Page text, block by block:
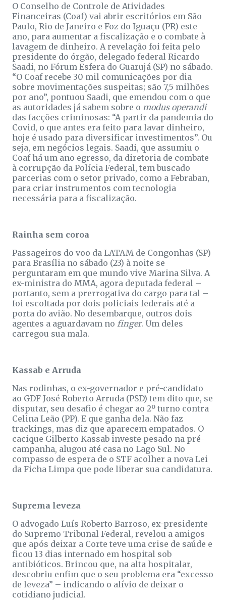
O Conselho de Controle de Atividades
Financeiras (Coaf) vai abrir escritórios em São
Paulo, Rio de Janeiro e Foz do Iguaçu (PR) este
ano, para aumentar a fiscalização e o combate à
lavagem de dinheiro. A revelação foi feita pelo
presidente do órgão, delegado federal Ricardo
Saadi, no Fórum Esfera do Guarujá (SP) no sábado.
“O Coaf recebe 30 mil comunicações por dia
sobre movimentações suspeitas; são 7,5 milhões
por ano”, pontuou Saadi, que emendou com o que
as autoridades já sabem sobre o modus operandi
das facções criminosas: “A partir da pandemia do
Covid, o que antes era feito para lavar dinheiro,
hoje é usado para diversificar investimentos”. Ou
seja, em negócios legais. Saadi, que assumiu o
Coaf há um ano egresso, da diretoria de combate
à corrupção da Polícia Federal, tem buscado
parcerias com o setor privado, como a Febraban,
para criar instrumentos com tecnologia
necessária para a fiscalização.
Rainha sem coroa
Passageiros do voo da LATAM de Congonhas (SP)
para Brasília no sábado (23) à noite se
perguntaram em que mundo vive Marina Silva. A
ex-ministra do MMA, agora deputada federal –
portanto, sem a prerrogativa do cargo para tal –
foi escoltada por dois policiais federais até a
porta do avião. No desembarque, outros dois
agentes a aguardavam no finger. Um deles
carregou sua mala.
Kassab e Arruda
Nas rodinhas, o ex-governador e pré-candidato
ao GDF José Roberto Arruda (PSD) tem dito que, se
disputar, seu desafio é chegar ao 2º turno contra
Celina Leão (PP). E que ganha dela. Não faz
trackings, mas diz que aparecem empatados. O
cacique Gilberto Kassab investe pesado na pré-
campanha, alugou até casa no Lago Sul. No
compasso de espera de o STF acolher a nova Lei
da Ficha Limpa que pode liberar sua candidatura.
Suprema leveza
O advogado Luís Roberto Barroso, ex-presidente
do Supremo Tribunal Federal, revelou a amigos
que após deixar a Corte teve uma crise de saúde e
ficou 13 dias internado em hospital sob
antibióticos. Brincou que, na alta hospitalar,
descobriu enfim que o seu problema era “excesso
de leveza” – indicando o alívio de deixar o
cotidiano judicial.